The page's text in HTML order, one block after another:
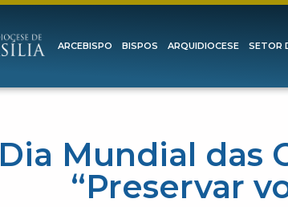
ARCEBISPO BISPOS ARQUIDIOCESE SETOR
Dia Mundial das
“Preservar